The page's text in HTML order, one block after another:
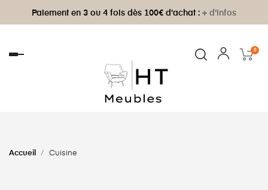
Paiement en 3 ou 4 fois dès 100€ d'achat : + d'infos
Basculer
0
Accueil Cuisine